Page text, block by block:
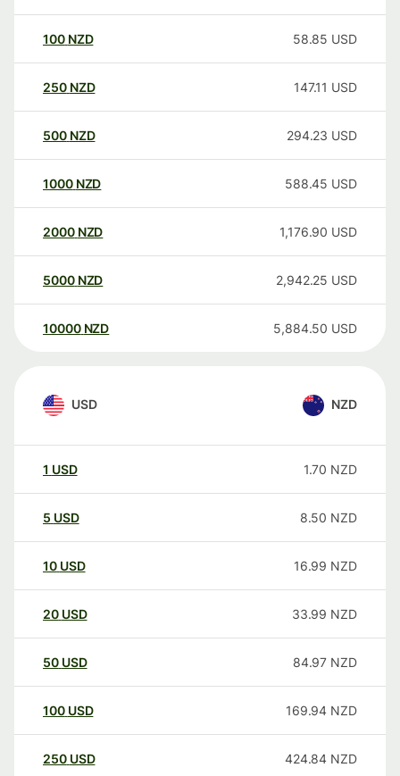
100 NZD 58.85 USD
250 NZD 147.11 USD
500 NZD 294.23 USD
1000 NZD 588.45 USD
2000 NZD 1,176.90 USD
5000 NZD 2,942.25 USD
10000 NZD 5,884.50 USD
USD NZD
1 USD 1.70 NZD
5 USD 8.50 NZD
10 USD 16.99 NZD
20 USD 33.99 NZD
50 USD 84.97 NZD
100 USD 169.94 NZD
250 USD 424.84 NZD